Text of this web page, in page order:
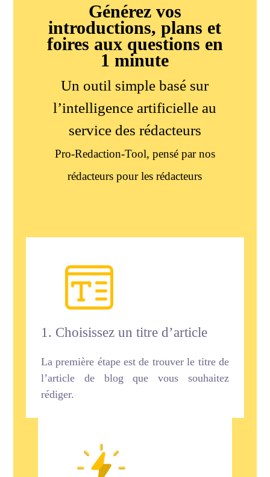
Générez vos
introductions, plans et
foires aux questions en
1 minute
Un outil simple basé sur
l’intelligence artificielle au
service des rédacteurs
Pro-Redaction-Tool, pensé par nos
rédacteurs pour les rédacteurs
1. Choisissez un titre d’article
La première étape est de trouver le titre de
l’article de blog que vous souhaitez
rédiger.